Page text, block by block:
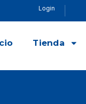
Login
Tienda